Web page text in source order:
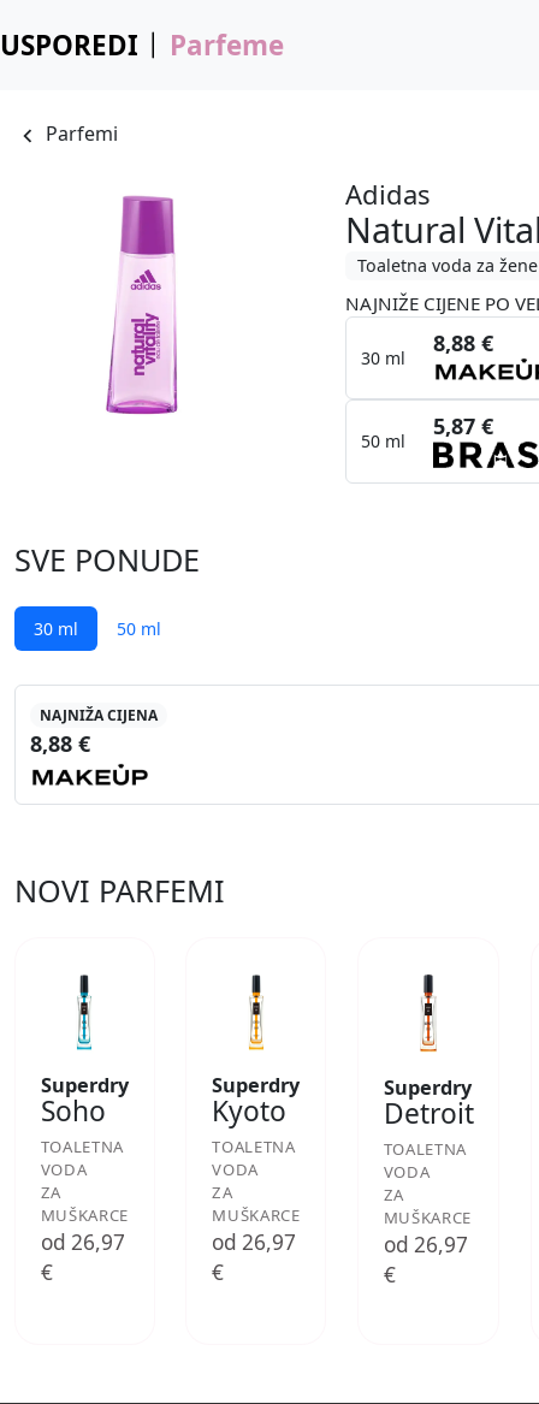
USPOREDI Parfeme
Parfemi
Adidas
Natural
Toaletna voda za žene
NAJNIŽE CIJENE PO
30 ml
8,88 €
50 ml
5,87 €
SVE PONUDE
30 ml 50 ml
NAJNIŽA CIJENA
8,88 €
NOVI PARFEMI
Superdry
Soho
TOALETNA
VODA
ZA
MUŠKARCE
od 26,97
€
Superdry
Kyoto
TOALETNA
VODA
ZA
MUŠKARCE
od 26,97
€
Superdry
Detroit
TOALETNA
VODA
ZA
MUŠKARCE
od 26,97
€